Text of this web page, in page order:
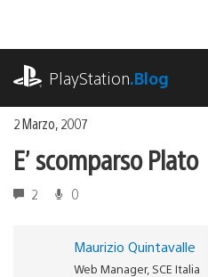
contenuto
PlayStation.Blog
2 Marzo, 2007
E’ scomparso Plato
2 0
Maurizio Quintavalle
Web Manager, SCE Italia